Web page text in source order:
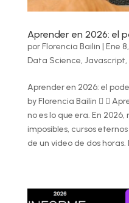
Aprender en 2026: el
porFlorencia Bailin | Ene
Data Science, Javascript,
Aprender en 2026: el
by Florencia Bailin  
no es lo que era. En
imposibles, cursos
de un video de dos horas.